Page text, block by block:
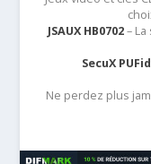
JSAUX HB0702–
SecuX
Ne perdez plus